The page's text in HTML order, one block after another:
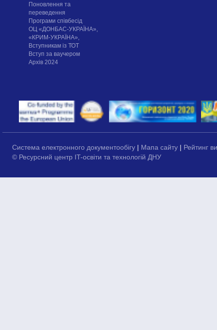
Поновлення та
переведення
Програми співбесід
ОЦ «ДОНБАС-УКРАЇНА»,
«КРИМ-УКРАЇНА»,
Вступникам із ТОТ
Вступ за ваучером
Архів 2024
Система електронного документообігу | Мапа сайту | Рейтинг
© Ресурсний центр IT-освіти та технологій ДНУ